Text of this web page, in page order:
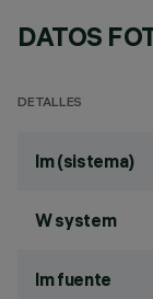
DATOS
DETALLES
lm (sistema)
W system
lm fuente